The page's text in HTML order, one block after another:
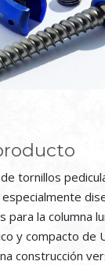
tornillos
para la columna
y compacto de
construcción